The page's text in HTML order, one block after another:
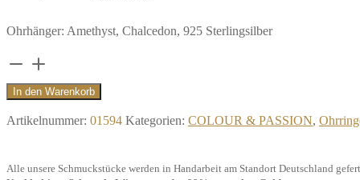
Ohrhänger: Amethyst, Chalcedon, 925 Sterlingsilber
Ohrhänger
Nice,
+
925/-
In den Warenkorb
Artikelnummer: 01594 Kategorien: COLOUR & PASSION,
Alle unsere Schmuckstücke werden in Handarbeit am Standort Deutschland